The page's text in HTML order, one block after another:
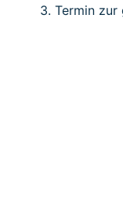
3. Termin